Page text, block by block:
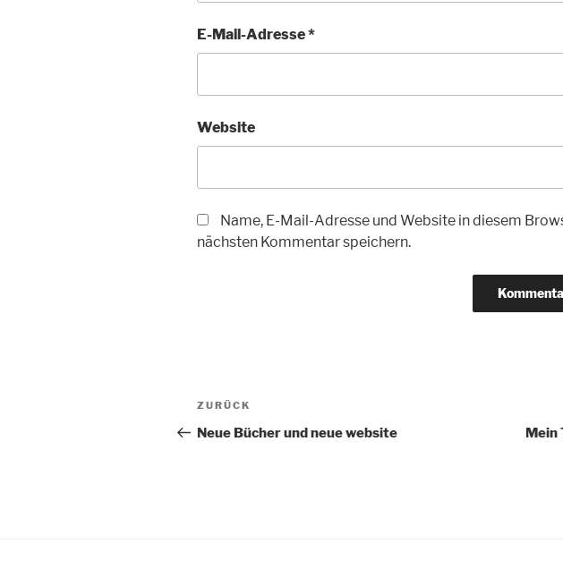
E-Mail-Adresse*
Website
Name, E-Mail-Adresse und Website in diesem
nächsten Kommentar speichern.
Beitragsnavigation
Vorheriger
Beitrag
ZURÜCK
Neue Bücher und neue website Mein